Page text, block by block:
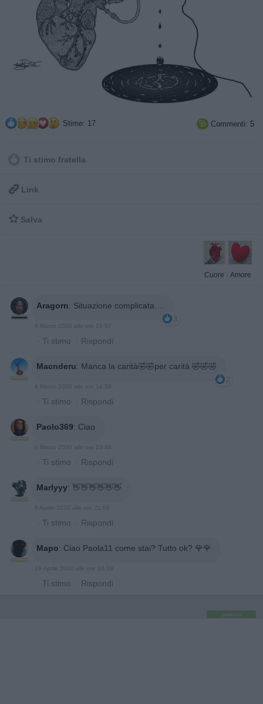
Stime: 17  Commenti: 5
Ti stimo fratella
 Link
 Salva
Cuore · Amore
Aragorn: Situazione complicata....
3
6 Marzo 2020 alle ore 14:57
· Ti stimo · Rispondi
Macnderu: Manca la carità🤣🤣per carità 🤣🤣🤣
2
6 Marzo 2020 alle ore 14:58
· Ti stimo · Rispondi
Paolo369: Ciao
6 Marzo 2020 alle ore 23:48
· Ti stimo · Rispondi
Marlyyy: 👋👋👋👋👋👋
8 Aprile 2020 alle ore 21:06
· Ti stimo · Rispondi
Mapo: Ciao Paola11 come stai? Tutto ok? 🌹🌹
19 Aprile 2020 alle ore 16:19
· Ti stimo · Rispondi
pubblicità